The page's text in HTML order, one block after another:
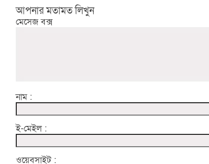
আপনার মতামত লিখুন
মেসেজ বক্স
নাম :
ই-মেইল :
ওয়েবসাইট :